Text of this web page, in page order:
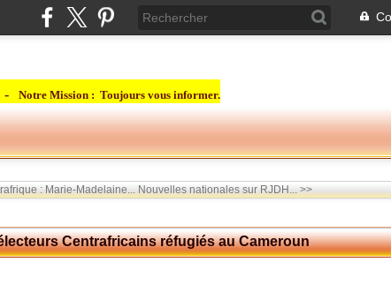
- Notre Mission : Toujours vous informer.
: Marie-Madelaine... Nouvelles nationales sur RJDH... >>
Centrafricains réfugiés au Cameroun